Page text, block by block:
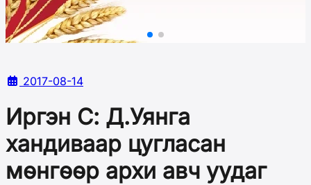
2017-08-14
Иргэн С: Д.Уянга
хандиваар цугласан
мөнгөөр архи авч уудаг